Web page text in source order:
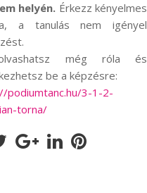
helyén. Érkezz kényelmes
a tanulás nem igényel
még róla és
be a képzésre:
podiumtanc.hu/3-1-2-
torna/